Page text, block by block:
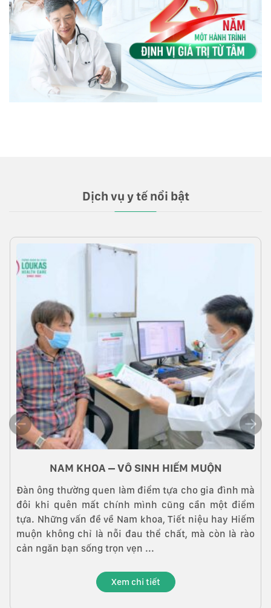
Dịch vụ y tế nổi bật
NAM KHOA – VÔ SINH HIẾM MUỘN
Đàn ông thường quen làm điểm tựa cho gia đình mà
đôi khi quên mất chính mình cũng cần một điểm
tựa. Những vấn đề về Nam khoa, Tiết niệu hay Hiếm
muộn không chỉ là nỗi đau thể chất, mà còn là rào
cản ngăn bạn sống trọn vẹn ...
Xem chi tiết